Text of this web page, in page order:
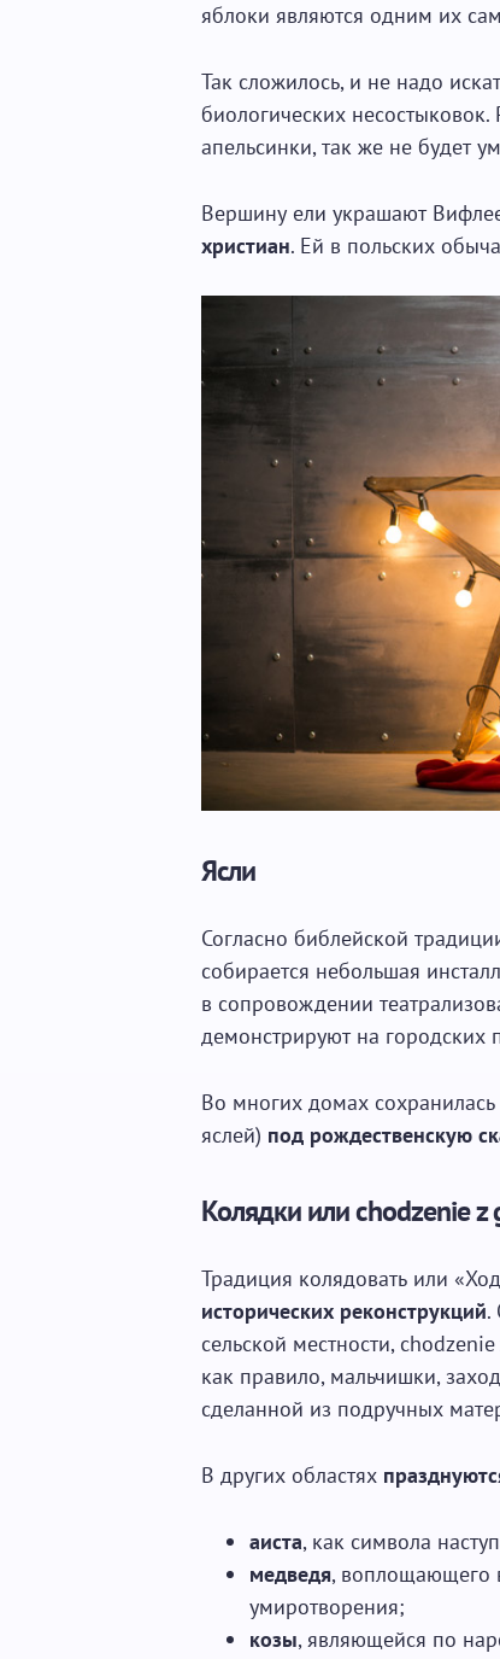
яблоки являются одним их
Так сложилось, и не надо
биологических
апельсинки, так же не будет
Вершину ели украшают
христиан. Ей в польских
Ясли
Согласно библейской
собирается небольшая
в сопровождении
демонстрируют на городских
Во многих домах
яслей) под рождественскую
Колядки или chodzenie z
Традиция колядовать или
исторических реконструкций.
сельской местности,
как правило, мальчишки,
сделанной из подручных
В других областях
аиста, как символа
медведя, воплощающего
умиротворения;
козы, являющейся по